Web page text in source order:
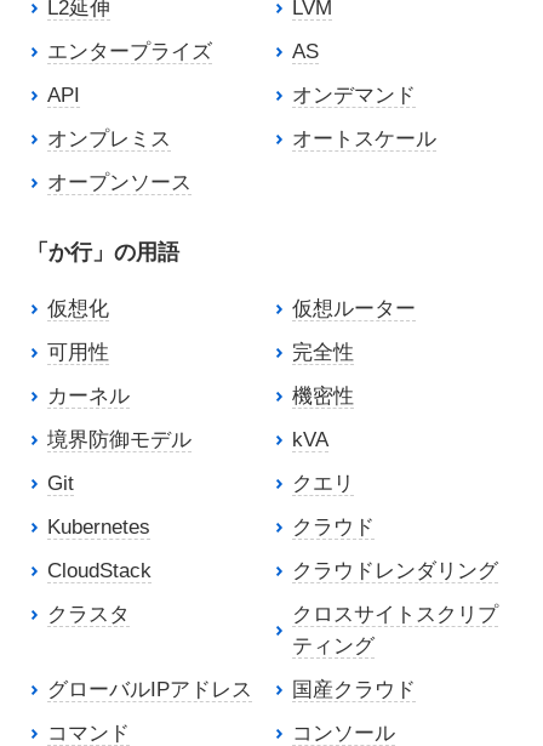
L2延伸
LVM
エンタープライズ
AS
API
オンデマンド
オンプレミス
オートスケール
オープンソース
「か行」の用語
仮想化
仮想ルーター
可用性
完全性
カーネル
機密性
境界防御モデル
kVA
Git
クエリ
Kubernetes
クラウド
CloudStack
クラウドレンダリング
クラスタ
クロスサイトスクリプ
ティング
グローバルIPアドレス
国産クラウド
コマンド
コンソール